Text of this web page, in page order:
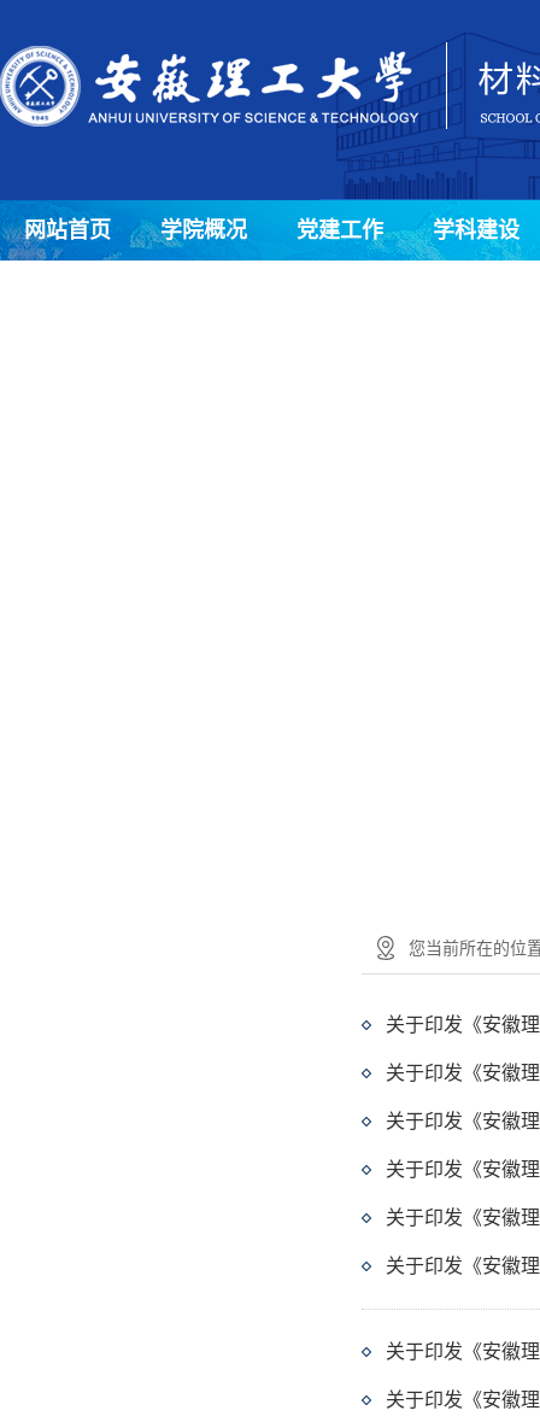
网站首页 学院概况 党建工作 学科建设
您当前所在的位
关于印发《安徽
关于印发《安徽
关于印发《安徽
关于印发《安徽
关于印发《安徽
关于印发《安徽
关于印发《安徽
关于印发《安徽